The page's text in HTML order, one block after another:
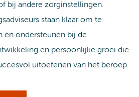
bij andere zorginstellingen.
staan klaar om te
en ondersteunen bij de
en persoonlijke groei die
uitoefenen van het beroep.